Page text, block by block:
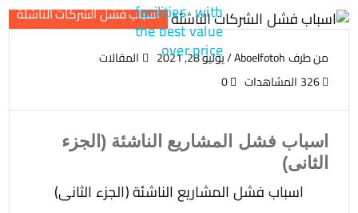
اسباب فشل الشركات الناشئة
من طرفAboelfotoh
/يوليو 28, 2021
المقالات
326 المشاهدات
اسباب فشل المشاريع الناشئة (الجزء
الثانى)
اسباب فشل المشاريع الناشئة (الجزء الثانى)